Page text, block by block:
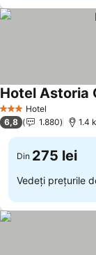
3 SteleHotel
Hotel Astoria
6,8 1.880 1.4
Din 275 lei
Vedeți prețurile